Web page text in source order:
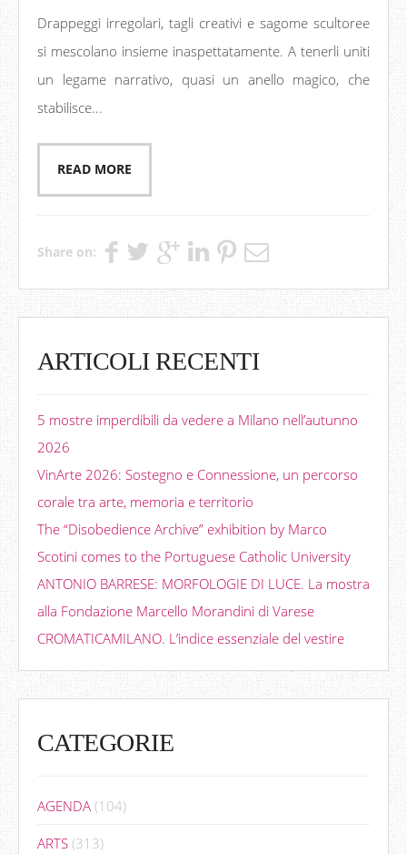
Drappeggi irregolari, tagli creativi e sagome scultoree
si mescolano insieme inaspettatamente. A tenerli uniti
un legame narrativo, quasi un anello magico, che
stabilisce...
READ MORE
Share on:
ARTICOLI RECENTI
5 mostre imperdibili da vedere a Milano nell’autunno
2026
VinArte 2026: Sostegno e Connessione, un percorso
corale tra arte, memoria e territorio
The “Disobedience Archive” exhibition by Marco
Scotini comes to the Portuguese Catholic University
ANTONIO BARRESE: MORFOLOGIE DI LUCE. La mostra
alla Fondazione Marcello Morandini di Varese
CROMATICAMILANO. L’indice essenziale del vestire
CATEGORIE
AGENDA (104)
ARTS (313)